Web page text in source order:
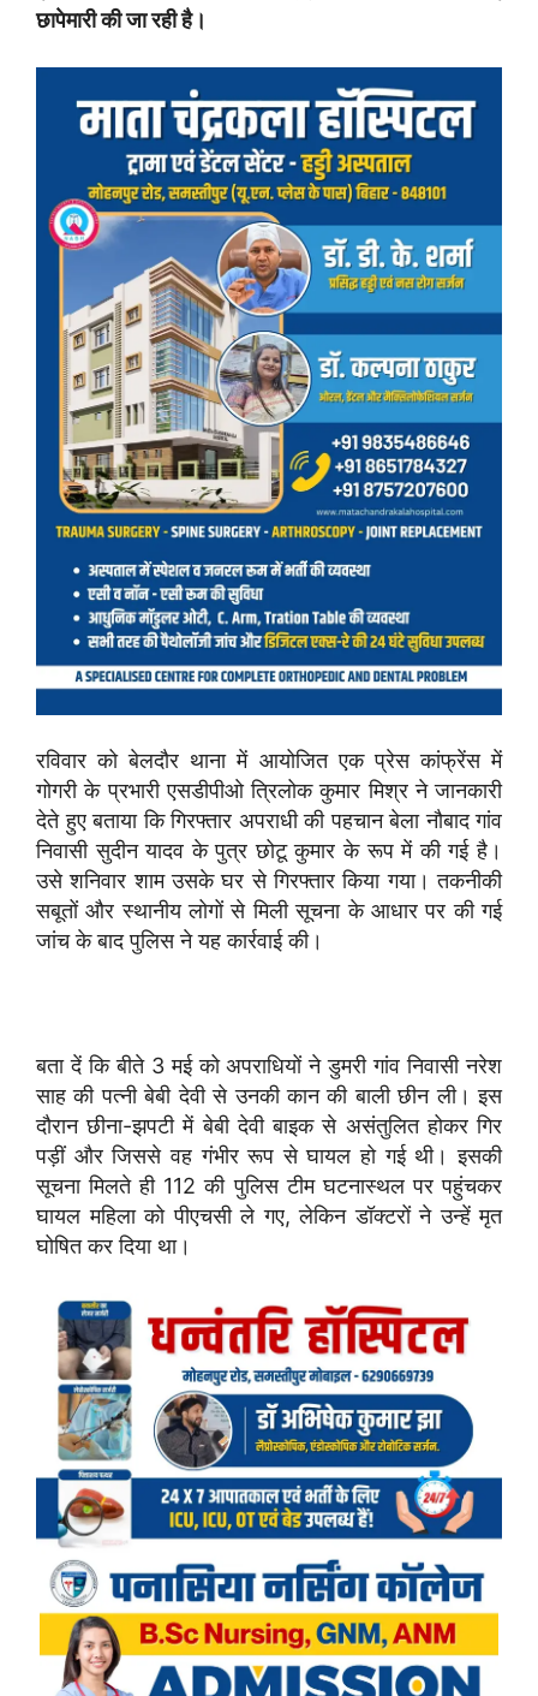
छापेमारी की जा रही है।
रविवार को बेलदौर थाना में आयोजित एक प्रेस कांफ्रेंस में
गोगरी के प्रभारी एसडीपीओ त्रिलोक कुमार मिश्र ने जानकारी
देते हुए बताया कि गिरफ्तार अपराधी की पहचान बेला नौबाद गांव
निवासी सुदीन यादव के पुत्र छोटू कुमार के रूप में की गई है।
उसे शनिवार शाम उसके घर से गिरफ्तार किया गया। तकनीकी
सबूतों और स्थानीय लोगों से मिली सूचना के आधार पर की गई
जांच के बाद पुलिस ने यह कार्रवाई की।
बता दें कि बीते 3 मई को अपराधियों ने डुमरी गांव निवासी नरेश
साह की पत्नी बेबी देवी से उनकी कान की बाली छीन ली। इस
दौरान छीना-झपटी में बेबी देवी बाइक से असंतुलित होकर गिर
पड़ीं और जिससे वह गंभीर रूप से घायल हो गई थी। इसकी
सूचना मिलते ही 112 की पुलिस टीम घटनास्थल पर पहुंचकर
घायल महिला को पीएचसी ले गए, लेकिन डॉक्टरों ने उन्हें मृत
घोषित कर दिया था।